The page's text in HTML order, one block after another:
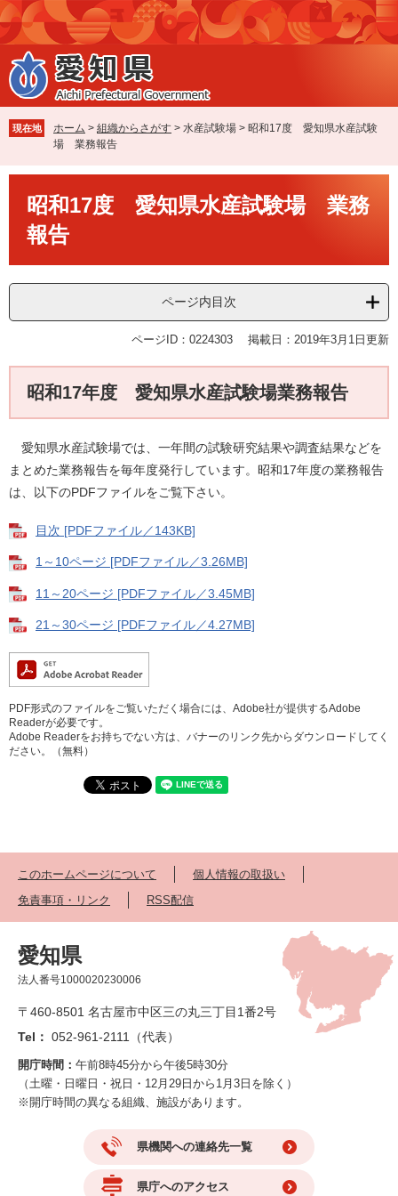
ペ
ー
ジ
の
先
で
す
メ
ニ
ュ
ー
を
ば
し
本
現在地 ホーム > 組織からさがす > 水産試験場 > 昭和17度 愛知県水産試験
場 業務報告
昭和17度 愛知県水産試験場 業務
報告
ページ内目次
ページID：0224303 掲載日：2019年3月1日更新
昭和17年度 愛知県水産試験場業務報告
愛知県水産試験場では、一年間の試験研究結果や調査結果などを
まとめた業務報告を毎年度発行しています。昭和17年度の業務報告
は、以下のPDFファイルをご覧下さい。
目次 [PDFファイル／143KB]
1～10ページ [PDFファイル／3.26MB]
11～20ページ [PDFファイル／3.45MB]
21～30ページ [PDFファイル／4.27MB]
PDF形式のファイルをご覧いただく場合には、Adobe社が提供するAdobe
Readerが必要です。
Adobe Readerをお持ちでない方は、バナーのリンク先からダウンロードしてく
ださい。（無料）
このホームページについて
個人情報の取扱い
免責事項・リンク
RSS配信
愛知県
法人番号1000020230006
〒460-8501 名古屋市中区三の丸三丁目1番2号
Tel： 052-961-2111（代表）
開庁時間： 午前8時45分から午後5時30分
（土曜・日曜日・祝日・12月29日から1月3日を除く）
※開庁時間の異なる組織、施設があります。
県機関への連絡先一覧
県庁へのアクセス